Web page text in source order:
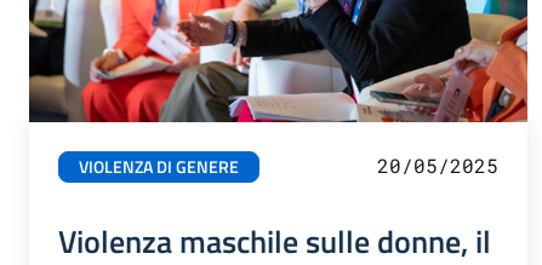
VIOLENZA DI GENERE 20/05/2025
Violenza maschile sulle donne, il